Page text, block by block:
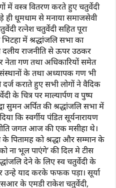
में वस्त्र वितरण करते हुए चतुर्वेदी
ही धूमधाम से मनाया समाजसेवी
रत्नेश चतुर्वेदी सहित पूरा
में श्रद्धांजलि सभा का
दलीय राजनीति से ऊपर उठकर
नेता गण तथा अधिकारियों समेत
के तथा अध्यापक गण भी
दर्ज कराते हुए सभी लोगों ने वैदिक
के चित्र पर माल्यार्पण व पुष्प
अर्पित की श्रद्धांजलि सभा में
कि स्वर्गीय पंडित सूर्यनारायण
जगत आज की एक मसीहा थे।
को श्रद्धा और सम्मान के
ना भूल पाएंगे’ की दिल मे टीस
देने के लिए स्व चतुर्वेदी के
उन्हे याद करके फफक पड़ा। सूर्या
के एमडी राकेश चतुर्वेदी,